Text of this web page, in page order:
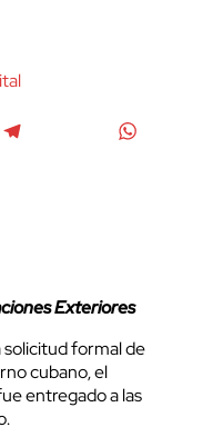
Exteriores
formal de
cubano, el
entregado a las